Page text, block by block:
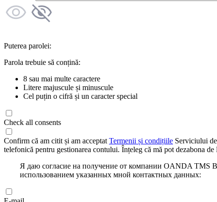
Puterea parolei:
Parola trebuie să conțină:
8 sau mai multe caractere
Litere majuscule și minuscule
Cel puțin o cifră și un caracter special
Check all consents
Confirm că am citit și am acceptat Termenii și condițiile Serviciului
telefonică pentru gestionarea contului. Înțeleg că mă pot dezabona
Я даю согласие на получение от компании OANDA TMS
использованием указанных мной контактных данных: